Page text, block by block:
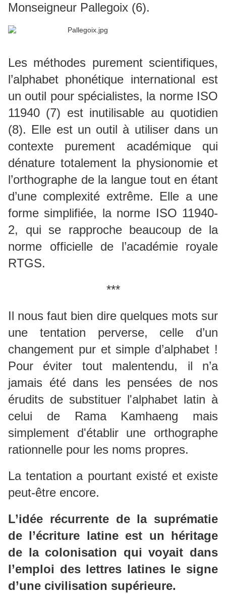
Monseigneur Pallegoix (6).
Les méthodes purement scientifiques,
l’alphabet phonétique international est
un outil pour spécialistes, la norme ISO
11940 (7) est inutilisable au quotidien
(8). Elle est un outil à utiliser dans un
contexte purement académique qui
dénature totalement la physionomie et
l’orthographe de la langue tout en étant
d’une complexité extrême. Elle a une
forme simplifiée, la norme ISO 11940-
2, qui se rapproche beaucoup de la
norme officielle de l’académie royale
RTGS.
***
Il nous faut bien dire quelques mots sur
une tentation perverse, celle d’un
changement pur et simple d’alphabet !
Pour éviter tout malentendu, il n’a
jamais été dans les pensées de nos
érudits de substituer l'alphabet latin à
celui de Rama Kamhaeng mais
simplement d'établir une orthographe
rationnelle pour les noms propres.
La tentation a pourtant existé et existe
peut-être encore.
L’idée récurrente de la suprématie
de l’écriture latine est un héritage
de la colonisation qui voyait dans
l’emploi des lettres latines le signe
d’une civilisation supérieure.